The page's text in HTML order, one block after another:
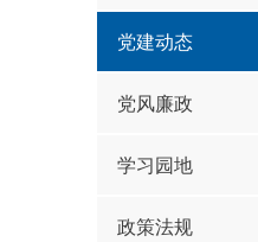
党建动态
党风廉政
学习园地
政策法规